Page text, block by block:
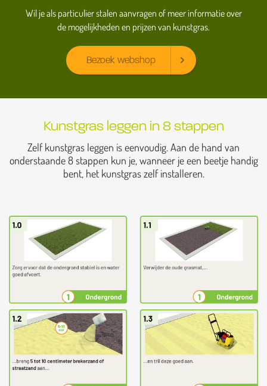
Wil je als particulier stalen aanvragen of meer informatie over
de mogelijkheden en prijzen van kunstgras.
Bezoek webshop
Kunstgras leggen in 8 stappen
Zelf kunstgras leggen is eenvoudig. Aan de hand van
onderstaande 8 stappen kun je, wanneer je een beetje handig
bent, het kunstgras zelf installeren.